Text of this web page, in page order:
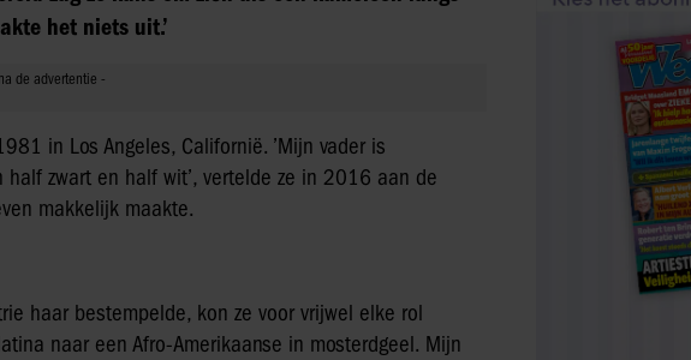
het niets uit.’
in Los Angeles, Californië. ’Mijn vader is
zwart en half wit’, vertelde ze in 2016 aan de
makkelijk maakte.
haar bestempelde, kon ze voor vrijwel elke rol
naar een Afro-Amerikaanse in mosterdgeel. Mijn